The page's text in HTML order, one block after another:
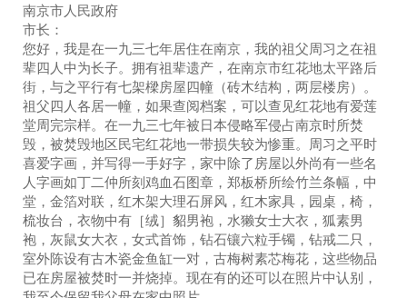
南京市人民政府
市长：
您好，我是在一九三七年居住在南京，我的祖父周习之在祖
辈四人中为长子。拥有祖辈遗产，在南京市红花地太平路后
街，与之平行有七架樑房屋四幢（砖木结构，两层楼房）。
祖父四人各居一幢，如果查阅档案，可以查见红花地有爱莲
堂周完宗样。在一九三七年被日本侵略军侵占南京时所焚
毁，被焚毁地区民宅红花地一带损失较为惨重。周习之平时
喜爱字画，并写得一手好字，家中除了房屋以外尚有一些名
人字画如丁二仲所刻鸡血石图章，郑板桥所绘竹兰条幅，中
堂，金箔对联，红木架大理石屏风，红木家具，园桌，椅，
梳妆台，衣物中有［绒］貂男袍，水獭女士大衣，狐素男
袍，灰鼠女大衣，女式首饰，钻石镶六粒手镯，钻戒二只，
室外陈设有古木瓷金鱼缸一对，古梅树素芯梅花，这些物品
已在房屋被焚时一并烧掉。现在有的还可以在照片中认别，